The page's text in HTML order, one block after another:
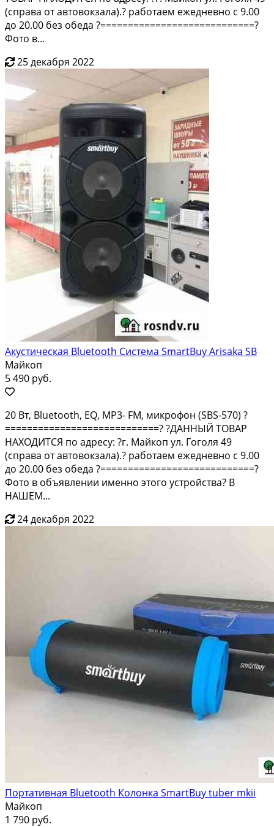
(справа от автовокзала).? работаем ежедневно с 9.00
до 20.00 без обеда ?============================?
Фото в...
25 декабря 2022
Акустическая Bluetooth Система SmartBuy Arisaka SB
Майкоп
5 490 руб.
20 Вт, Bluetooth, EQ, MP3- FM, микрофон (SBS-570) ?
============================? ?ДАННЫЙ ТОВАР
НАХОДИТСЯ по адресу: ?г. Майкоп ул. Гоголя 49
(справа от автовокзала).? работаем ежедневно с 9.00
до 20.00 без обеда ?============================?
Фото в объявлении именно этого устройства? В
НАШЕМ...
24 декабря 2022
Портативная Bluetooth Колонка SmartBuy tuber mkii
Майкоп
1 790 руб.